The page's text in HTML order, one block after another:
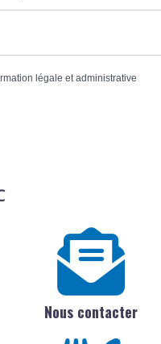
légale et administrative
Nous contacter